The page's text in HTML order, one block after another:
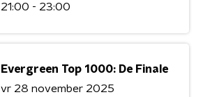
21:00 - 23:00
Evergreen Top 1000: De Finale
vr 28 november 2025